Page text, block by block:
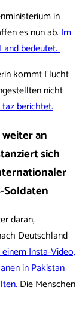
in
es nun ab.Im
bedeutet.
kommt Flucht
nicht
berichtet.
an
sich
daran,
Deutschland
Insta-Video,
in Pakistan
Die Menschen